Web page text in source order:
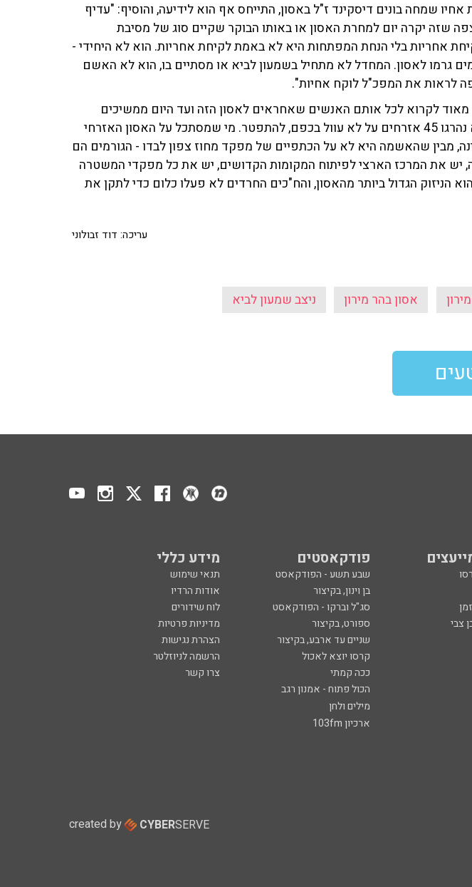
שמחה בונים דיסקינד ז"ל באסון, התייחס אף הוא לידיעה, והוסיף: "עדיף
שזה יקרה יום למחרת האסון או באותו הבוקר שקיים סוג של מסיבת
אחריות בלי הנחת המפתחות היא לא באמת לקיחת אחריות. הוא לא היחידי -
גרמו לאסון. המחדל לא מתחיל בשמעון לביא או מסתיים בו, הוא לא האשם
לראות את המפכ"ל לוקח אחיות".
מאוד לקרוא לכל אותם האנשים שאחראים לאסון הזה ועד היום ממשיכים
לשמש בתפקידם כאילו לא נהרגו 45 אזרחים על לא עוול בכפם, להתפטר. מי שמסתכל על האסון האזרחי
מבין שהאשמה היא לא על הכתפיים של מפקד מחוז צפון לבדו - הגורמים הם
יש את המרכז הארצי לפיתוח המקומות הקדושים, יש את כל מפקדי המשטרה
הניזוק הגדול ביותר מהאסון, והח"כים החרדים לא פעלו כלום כדי לתקן את
עריכה: דוד זבולוני
אסון בהר מירון ניצב שמעון לביא
פודקאסטים מידע כללי
שבע תשע - הפודקאסט
תנאי שימוש
בן וינון, בקיצור
אודות הרדיו
סג"ל וברקו - הפודקאסט
לוח שידורים
צבי ספורט, בקיצור
מדיניות פרטיות
שניים עד ארבע, בקיצור
הצהרת נגישות
קרסו יוצא לאכול
הרשמה לניוזלטר
ככה קמתי
צרו קשר
הכול פתוח - אמנון רגב
מילים ולחן
ארכיון 103fm
created by CYBERSERVE